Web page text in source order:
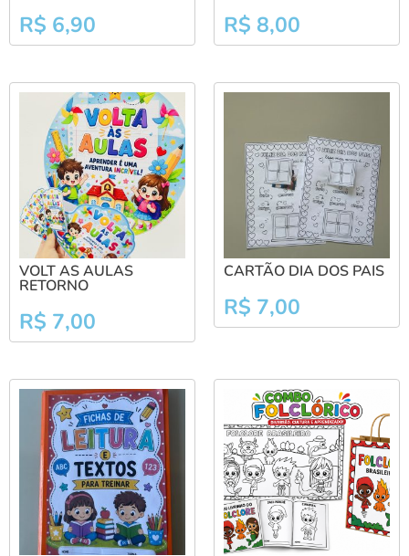
R$ 6,90 R$ 8,00
VOLT AS AULAS
RETORNO
R$ 7,00
CARTÃO DIA DOS PAIS
R$ 7,00